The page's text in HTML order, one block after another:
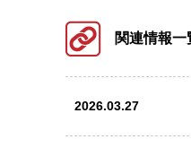
関連情報一
2026.03.27